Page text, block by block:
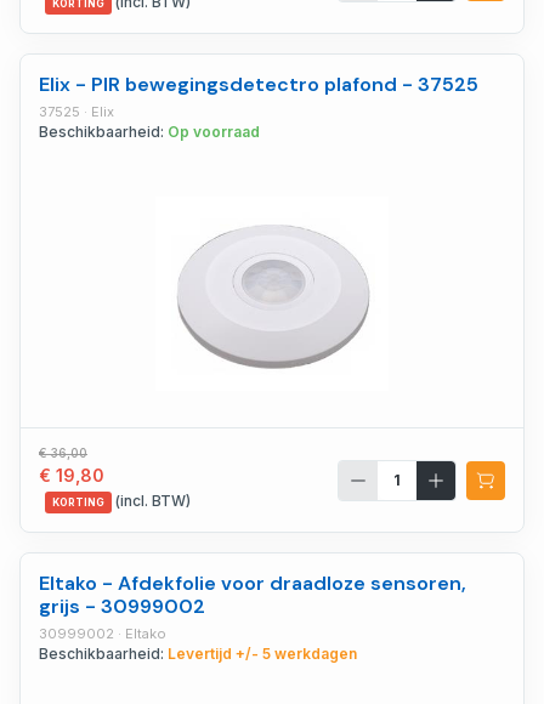
KORTING
Elix - PIR bewegingsdetectro plafond - 37525
37525 · Elix
Beschikbaarheid: Op voorraad
€ 36,00
€ 19,80
KORTING (incl. BTW)
Eltako - Afdekfolie voor draadloze sensoren,
grijs - 30999002
30999002 · Eltako
Beschikbaarheid: Levertijd +/- 5 werkdagen